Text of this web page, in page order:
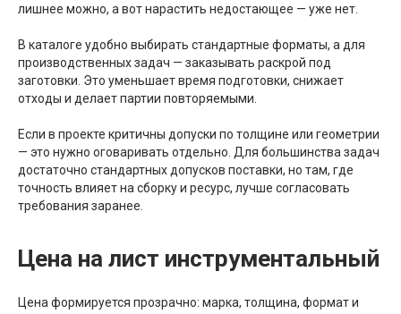
лишнее можно, а вот нарастить недостающее — уже нет.
В каталоге удобно выбирать стандартные форматы, а для
производственных задач — заказывать раскрой под
заготовки. Это уменьшает время подготовки, снижает
отходы и делает партии повторяемыми.
Если в проекте критичны допуски по толщине или геометрии
— это нужно оговаривать отдельно. Для большинства задач
достаточно стандартных допусков поставки, но там, где
точность влияет на сборку и ресурс, лучше согласовать
требования заранее.
Цена на лист инструментальный
Цена формируется прозрачно: марка, толщина, формат и